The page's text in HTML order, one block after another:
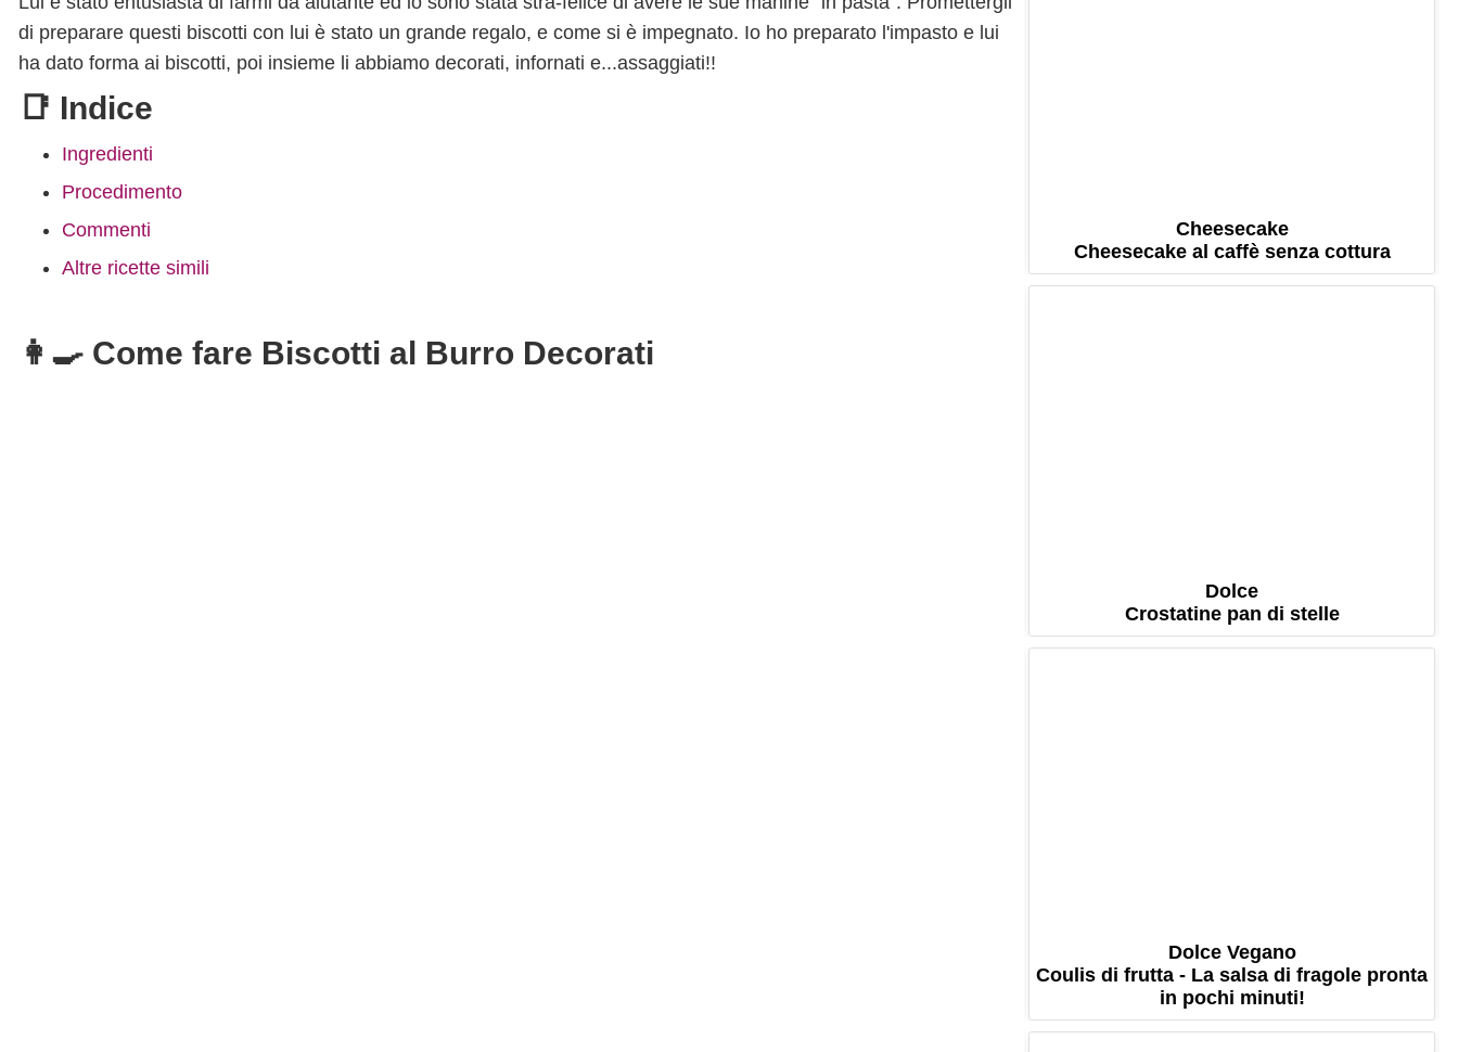
di preparare questi biscotti con lui è stato un grande regalo, e come si è impegnato. Io ho preparato l'impasto e lui
ha dato forma ai biscotti, poi insieme li abbiamo decorati, infornati e...assaggiati!!
📑 Indice
Ingredienti
Procedimento
Commenti
Altre ricette simili
👩‍🍳 Come fare Biscotti al Burro Decorati
Cheesecake
Cheesecake al caffè senza cottura
Dolce
Crostatine pan di stelle
Dolce Vegano
Coulis di frutta - La salsa di fragole pronta
in pochi minuti!